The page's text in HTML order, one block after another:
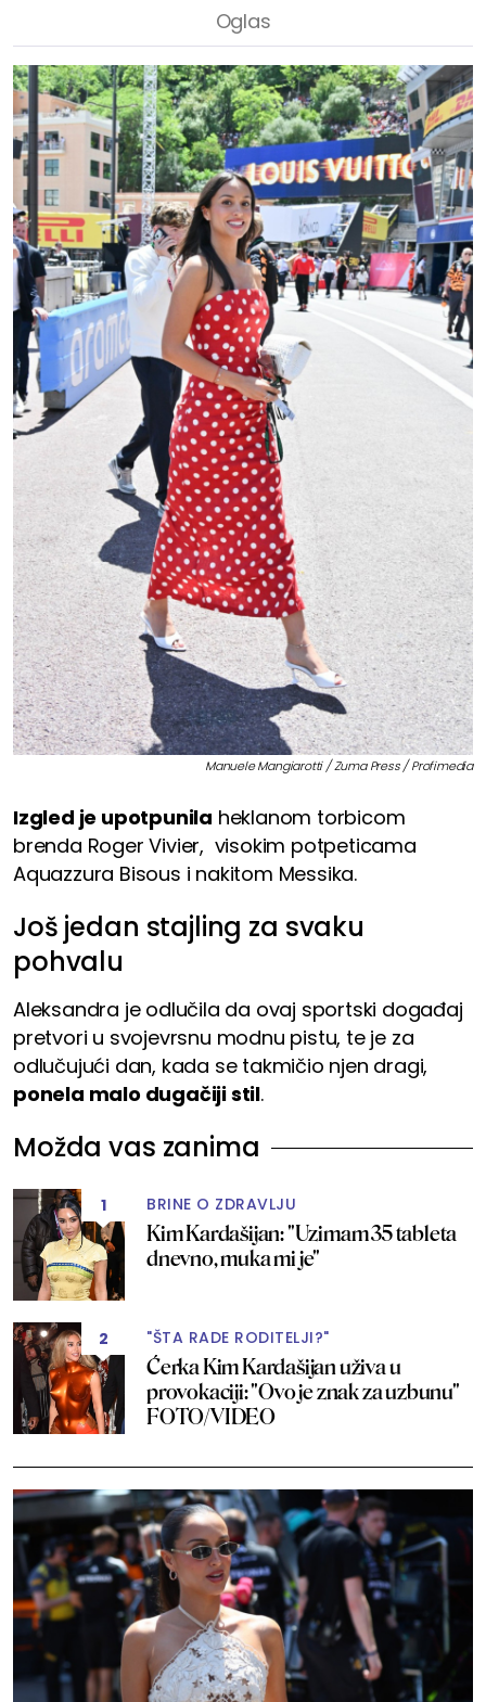
Manuele Mangiarotti / Zuma Press / Profimedia
Izgled je upotpunila heklanom torbicom
brenda Roger Vivier, visokim potpeticama
Aquazzura Bisous i nakitom Messika.
Još jedan stajling za svaku
pohvalu
Aleksandra je odlučila da ovaj sportski događaj
pretvori u svojevrsnu modnu pistu, te je za
odlučujući dan, kada se takmičio njen dragi,
ponela malo dugačiji stil.
Možda vas zanima
1 BRINE O ZDRAVLJU
Kim Kardašijan: "Uzimam 35 tableta
dnevno, muka mi je"
2 "ŠTA RADE RODITELJI?"
Ćerka Kim Kardašijan uživa u
provokaciji: "Ovo je znak za uzbunu"
FOTO/VIDEO